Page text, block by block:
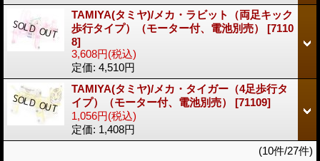
TAMIYA(タミヤ)/メカ・ラビット（両足キック
歩行タイプ）（モーター付、電池別売） [7110
8]
3,608円(税込)
定価: 4,510円
TAMIYA(タミヤ)/メカ・タイガー（4足歩行タ
イプ）（モーター付、電池別売） [71109]
1,056円(税込)
定価: 1,408円
(10件/27件)